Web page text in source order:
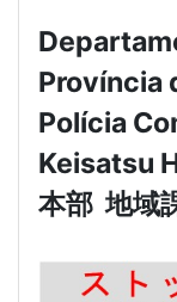
Província
Polícia
Keisatsu
本部 地域